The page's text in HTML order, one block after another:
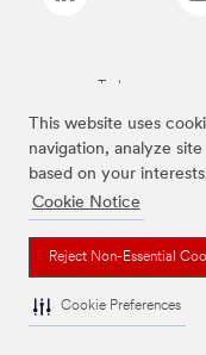
This website uses
navigation, analyze
based on your
Cookie Notice
Reject Non-Essential
Cookie Preferences
Todas as